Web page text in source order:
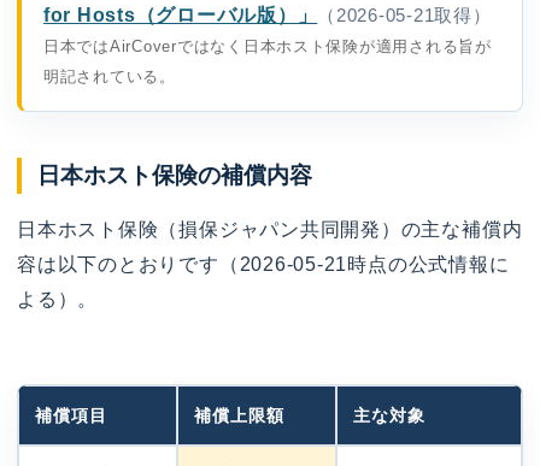
for Hosts（グローバル版）」
（2026-05-21取得）
日本ではAirCoverではなく日本ホスト保険が適用される旨が
明記されている。
日本ホスト保険の補償内容
日本ホスト保険（損保ジャパン共同開発）の主な補償内
容は以下のとおりです（2026-05-21時点の公式情報に
よる）。
補償項目 補償上限額 主な対象